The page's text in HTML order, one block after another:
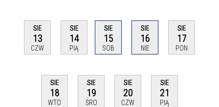
SIE
13
CZW
SIE
14
PIĄ
SIE
15
SOB
SIE
16
NIE
SIE
17
PON
SIE
18
WTO
SIE
19
ŚRO
SIE
20
CZW
SIE
21
PIĄ